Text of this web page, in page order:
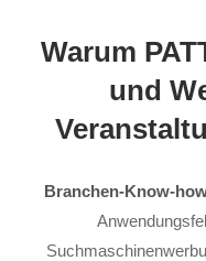
Warum
und
Branchen-Know-